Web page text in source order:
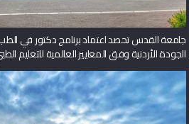
جامعة القدس تحصد اعتماد برنامج دكتور في
الجودة الأردنية وفق المعايير العالمية للتعليم